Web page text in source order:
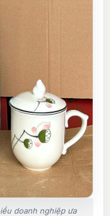
doanh nghiệp ưa